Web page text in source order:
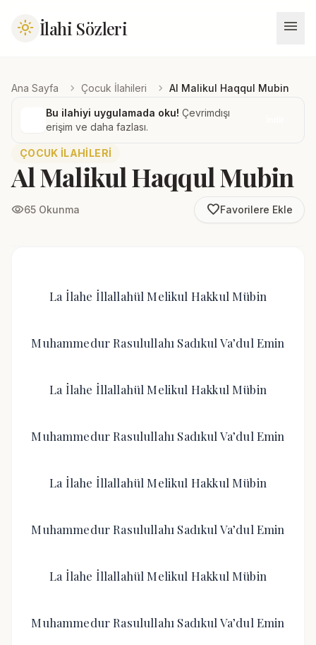
light_mode İlahi Sözleri menu
Ana Sayfa chevron_right Çocuk İlahileri chevron_right Al Malikul Haqqul Mubin
Bu ilahiyi uygulamada oku! Çevrimdışı
erişim ve daha fazlası.
ÇOCUK İLAHILERI
Al Malikul Haqqul Mubin
visibility65 Okunma favorite_borderFavorilere Ekle
La İlahe İllallahül Melikul Hakkul Mübin
Muhammedur Rasulullahı Sadıkul Va’dul Emin
La İlahe İllallahül Melikul Hakkul Mübin
Muhammedur Rasulullahı Sadıkul Va’dul Emin
La İlahe İllallahül Melikul Hakkul Mübin
Muhammedur Rasulullahı Sadıkul Va’dul Emin
La İlahe İllallahül Melikul Hakkul Mübin
Muhammedur Rasulullahı Sadıkul Va’dul Emin